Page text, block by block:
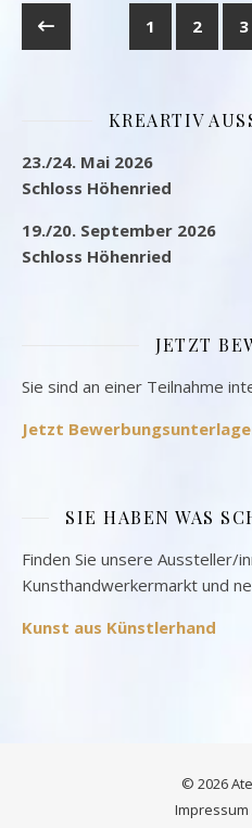
1 2 3
KREARTIV
23./24. Mai 2026
Schloss Höhenried
19./20. September 2026
Schloss Höhenried
JETZT
Sie sind an einer Teilnahme
Jetzt
SIE HABEN WAS
Finden Sie unsere Aussteller/
Kunsthandwerkermarkt und
Kunst aus Künstlerhand
© 2026
Impressum